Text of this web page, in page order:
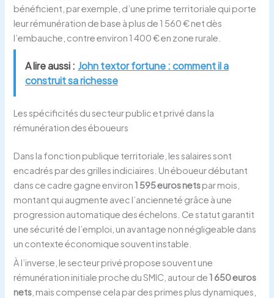
bénéficient, par exemple, d’une prime territoriale qui porte
leur rémunération de base à plus de 1 560 € net dès
l’embauche, contre environ 1 400 € en zone rurale.
A lire aussi : John textor fortune : comment il a
construit sa richesse
Les spécificités du secteur public et privé dans la
rémunération des éboueurs
Dans la fonction publique territoriale, les salaires sont
encadrés par des grilles indiciaires. Un éboueur débutant
dans ce cadre gagne environ1 595 euros netspar mois,
montant qui augmente avec l’ancienneté grâce à une
progression automatique des échelons. Ce statut garantit
une sécurité de l’emploi, un avantage non négligeable dans
un contexte économique souvent instable.
À l’inverse, le secteur privé propose souvent une
rémunération initiale proche du SMIC, autour de1 650 euros
nets , mais compense cela par des primes plus dynamiques,